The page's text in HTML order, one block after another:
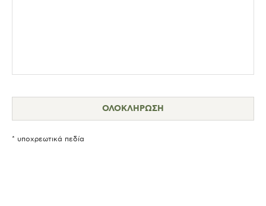
* υποχρεωτικά πεδία